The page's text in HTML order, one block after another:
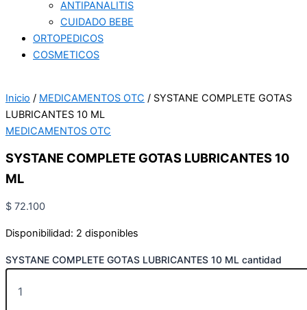
ANTIPANALITIS
CUIDADO BEBE
ORTOPEDICOS
COSMETICOS
Inicio / MEDICAMENTOS OTC / SYSTANE COMPLETE GOTAS
LUBRICANTES 10 ML
MEDICAMENTOS OTC
SYSTANE COMPLETE GOTAS LUBRICANTES 10
ML
$ 72.100
Disponibilidad: 2 disponibles
SYSTANE COMPLETE GOTAS LUBRICANTES 10 ML cantidad